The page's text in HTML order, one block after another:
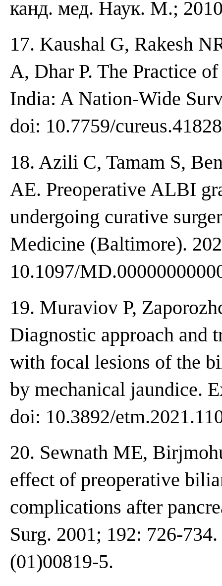
канд. мед. Наук. М.;
17. Kaushal G, Rakesh
A, Dhar P. The Practice
India: A Nation-Wide
doi: 10.7759/
18. Azili C, Tamam S,
AE. Preoperative ALBI
undergoing curative
Medicine (Baltimore).
10.1097/
19. Muraviov P,
Diagnostic approach and
with focal lesions of the
by mechanical jaundice.
doi: 10.3892/
20. Sewnath ME,
effect of preoperative
complications after
Surg. 2001; 192: 726-
(01)00819-5.